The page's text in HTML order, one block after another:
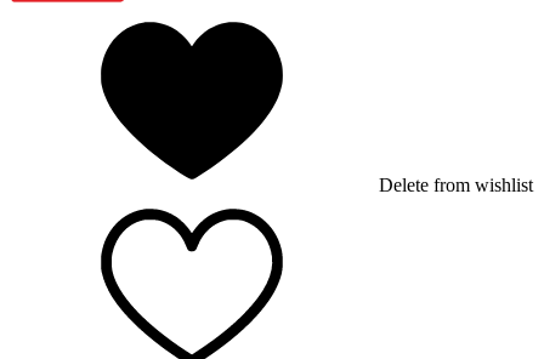
Delete from wishlist